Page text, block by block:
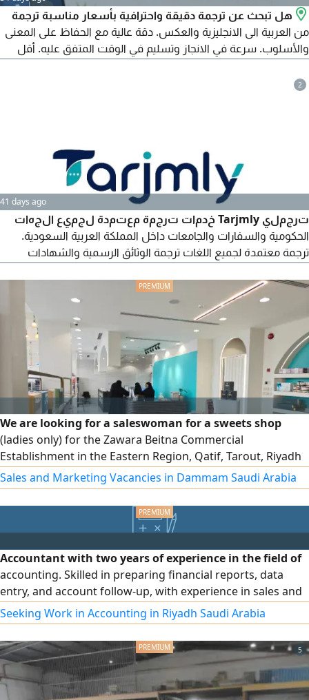
هل تبحث عن ترجمة دقيقة واحترافية بأسعار مناسبة ترجمة
من العربية الى الانجليزية والعكس. دقة عالية مع الحفاظ على المعنى
والأسلوب. سرعة في الانجاز وتسليم في الوقت المتفق عليه. أقل
الأسعار مع جودة احترافية. تنسيق الملفات بشكل أنيق وجاهز
للطباعة أو الارسال. ترجمة التقارير الطبية، العقود، الخطابات، السيرة
2
41 days ago
ترجملي Tarjmly خدمات ترجمة معتمدة لجميع الجهات
الحكومية والسفارات والجامعات داخل المملكة العربية السعودية.
ترجمة معتمدة لجميع اللغات ترجمة الوثائق الرسمية والشهادات
والعقود سرعة في الانجاز والتسليم دقة واحترافية عالية خدمة الأفراد
والشركات تواصل معنا
We are looking for a saleswoman for a sweets shop
(ladies only) for the Zawara Beitna Commercial
Establishment in the Eastern Region, Qatif, Tarout, Riyadh
Street. Salary 3000 riyals, with health insurance and social
insurance
Sales and Marketing Vacancies in Dammam Saudi Arabia
Accountant with two years of experience in the field of
accounting. Skilled in preparing financial reports, data
entry, and account follow-up, with experience in sales and
customer service. Proficient in Microsoft Office
applications (Word, Excel, Access, PowerPoint). I also
possess strong communication skills, the ability to work
within a team, handle work pressure, and learn quickly.
Seeking Work in Accounting in Riyadh Saudi Arabia
5